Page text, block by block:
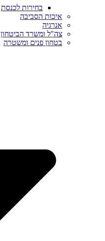
בחירות לכנסת
איכות הסביבה
אנרגיה
צה"ל ומשרד הביטחון
בטחון פנים ומשטרה